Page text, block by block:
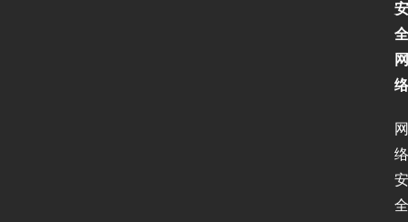
安
全
网
络
网
络
安
全